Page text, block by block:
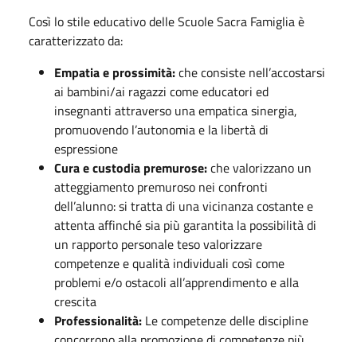
Così lo stile educativo delle Scuole Sacra Famiglia è
caratterizzato da:
Empatia e prossimità:che consiste nell’accostarsi
ai bambini/ai ragazzi come educatori ed
insegnanti attraverso una empatica sinergia,
promuovendo l’autonomia e la libertà di
espressione
Cura e custodia premurose:che valorizzano un
atteggiamento premuroso nei confronti
dell’alunno: si tratta di una vicinanza costante e
attenta affinché sia più garantita la possibilità di
un rapporto personale teso valorizzare
competenze e qualità individuali così come
problemi e/o ostacoli all’apprendimento e alla
crescita
Professionalità: Le competenze delle discipline